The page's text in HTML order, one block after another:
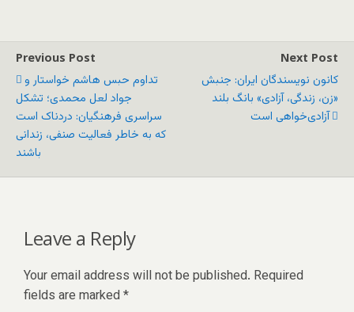
Previous Post
تداوم حبس هاشم خواستار و
جواد لعل محمدی؛ تشکل
سراسری فرهنگیان: دردناک است
که به خاطر فعالیت صنفی، زندانی
باشند
Next Post
کانون نویسندگان ایران: جنبش
«زن، زندگی، آزادی» بانگ بلند
آزادی‌خواهی است
Leave a Reply
Your email address will not be published. Required
fields are marked *